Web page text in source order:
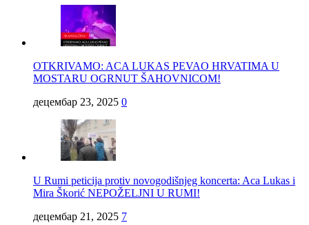
OTKRIVAMO: ACA LUKAS PEVAO HRVATIMA U
MOSTARU OGRNUT ŠAHOVNICOM!
децембар 23, 2025 0
U Rumi peticija protiv novogodišnjeg koncerta: Aca Lukas i
Mira Škorić NEPOŽELJNI U RUMI!
децембар 21, 2025 7